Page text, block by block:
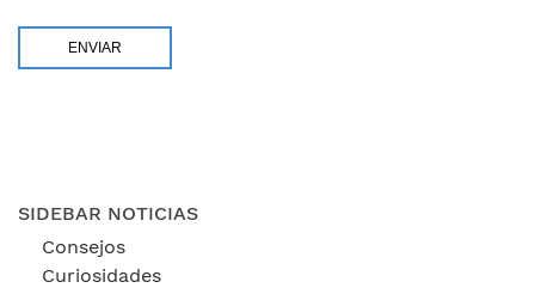
SIDEBAR NOTICIAS
Consejos
Curiosidades